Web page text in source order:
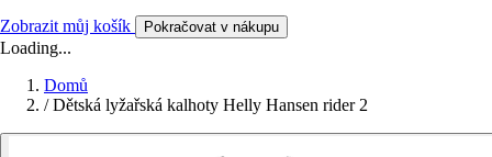
Zobrazit můj košík Pokračovat v nákupu
Loading...
Domů
/ Dětská lyžařská kalhoty Helly Hansen rider 2